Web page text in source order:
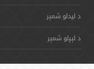
د لیدلو شمېر
د لېږلو شمېر